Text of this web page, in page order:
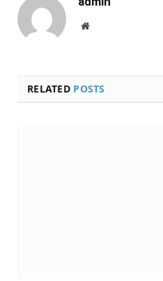
Website
RELATED POSTS